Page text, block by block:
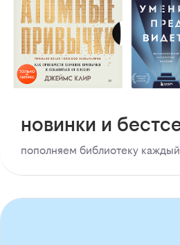
новинки и
пополняем библиотеку